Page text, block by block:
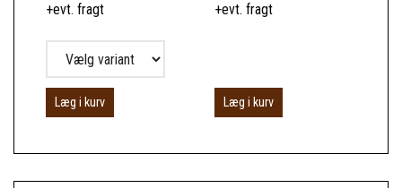
+evt. fragt
Læg i kurv
+evt. fragt
Læg i kurv